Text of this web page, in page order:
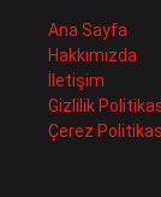
Ana Sayfa
Hakkımızda
İletişim
Gizlilik
Çerez